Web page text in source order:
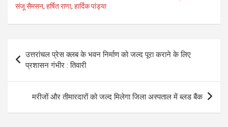
p
p
o
k
संजू सैमसन, हर्षित राणा, हार्दिक पांड्या
navigation
उत्तरांचल प्रेस क्लब के भवन निर्माण को जल्द पूरा कराने के लिए
प्रशासन गंभीर : तिवारी
मरीजों और तीमारदारों को जल्द मिलेगा जिला अस्पताल में ब्लड बैंक